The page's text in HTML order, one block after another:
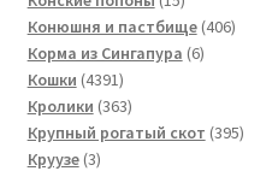
товаров
Конюшня и пастбище 406406
Корма из Сингапура 66
Кошки 43914391
товар
Кролики 363363
товара
Крупный рогатый скот 395395
Круузе 33